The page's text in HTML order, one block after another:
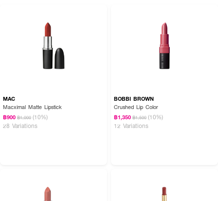
MAC
Macximal Matte Lipstick
฿900 ฿1,000 (10%)
28 Variations
BOBBI BROWN
Crushed Lip Color
฿1,350 ฿1,500 (10%)
12 Variations